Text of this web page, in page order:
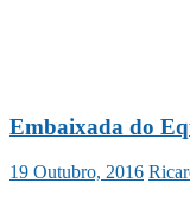
Embaixada do
19 Outubro, 2016